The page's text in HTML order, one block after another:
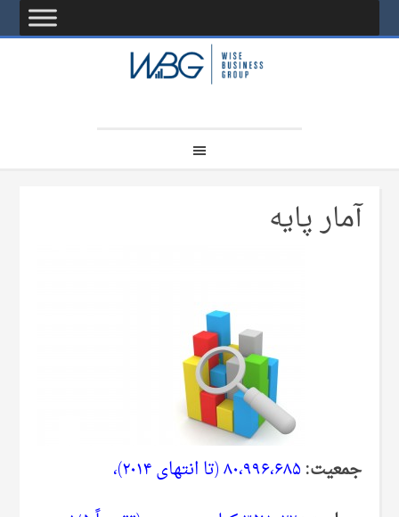
آمار پایه
جمعیت:۸۰،۹۹۶،۶۸۵ (تا انتهای ۲۰۱۴)،